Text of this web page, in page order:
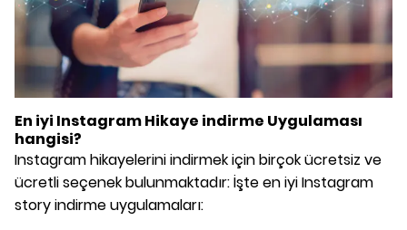
En iyi Instagram Hikaye indirme Uygulaması
hangisi?
Instagram hikayelerini indirmek için birçok ücretsiz ve
ücretli seçenek bulunmaktadır: İşte en iyi Instagram
story indirme uygulamaları: